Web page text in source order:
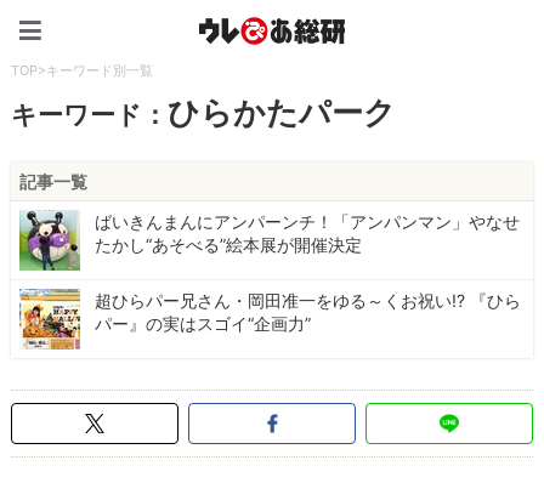
TOP>キーワード別一覧
キーワード： ひらかたパーク
記事一覧
ばいきんまんにアンパーンチ！「アンパンマン」やなせ
たかし“あそべる”絵本展が開催決定
超ひらパー兄さん・岡田准一をゆる～くお祝い!? 『ひら
パー』の実はスゴイ“企画力”